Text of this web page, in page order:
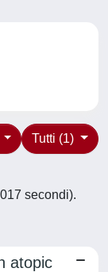
Tutti (1)
secondi).
atopic